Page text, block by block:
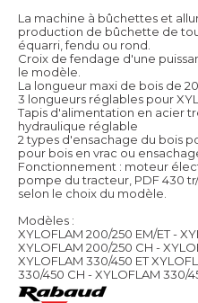
La machine à bûchettes et
production de bûchette de
équarri, fendu ou rond.
Croix de fendage d'une
le modèle.
La longueur maxi de bois de
3 longueurs réglables pour
Tapis d'alimentation en acier
hydraulique réglable
2 types d'ensachage du bois
pour bois en vrac ou
Fonctionnement : moteur
pompe du tracteur, PDF 430
selon le choix du modèle.
Modèles :
XYLOFLAM 200/250 EM/ET -
XYLOFLAM 200/250 CH -
XYLOFLAM 330/450 ET
330/450 CH - XYLOFLAM 330/